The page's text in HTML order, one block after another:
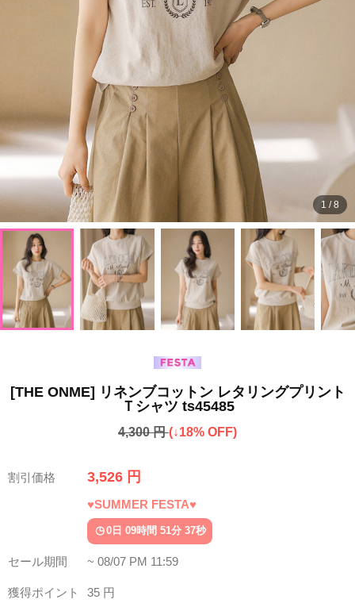
1 /8
[THE ONME] リネンブコットン レタリングプリント
Ｔシャツ ts45485
4,300 円(↓18% OFF)
割引価格 3,526 円
♥SUMMER FESTA♥
0日 09時間 51分 33秒
セール期間 ~ 08/07 PM 11:59
獲得ポイント 35 円